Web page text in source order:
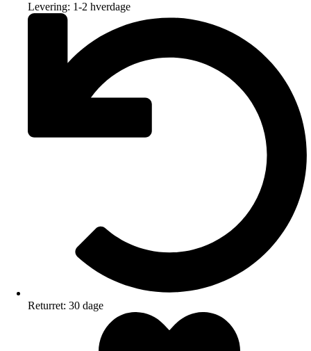
Levering: 1-2 hverdage
Returret: 30 dage